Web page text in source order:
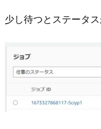
少し待つとステータ